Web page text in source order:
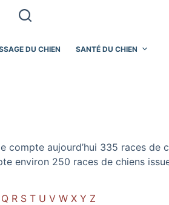
DU CHIEN SANTÉ DU CHIEN
compte aujourd’hui 335 races de
environ 250 races de chiens
Q R ST UVWXY Z